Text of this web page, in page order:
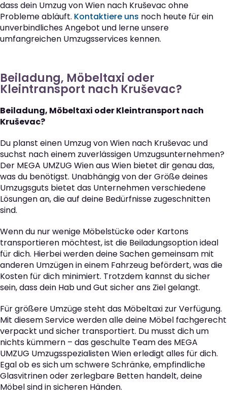
dass dein Umzug von Wien nach Kruševac ohne
Probleme abläuft. Kontaktiere uns noch heute für ein
unverbindliches Angebot und lerne unsere
umfangreichen Umzugsservices kennen.
Beiladung, Möbeltaxi oder
Kleintransport nach Kruševac?
Beiladung, Möbeltaxi oder Kleintransport nach
Kruševac?
Du planst einen Umzug von Wien nach Kruševac und
suchst nach einem zuverlässigen Umzugsunternehmen?
Der MEGA UMZUG Wien aus Wien bietet dir genau das,
was du benötigst. Unabhängig von der Größe deines
Umzugsguts bietet das Unternehmen verschiedene
Lösungen an, die auf deine Bedürfnisse zugeschnitten
sind.
Wenn du nur wenige Möbelstücke oder Kartons
transportieren möchtest, ist die Beiladungsoption ideal
für dich. Hierbei werden deine Sachen gemeinsam mit
anderen Umzügen in einem Fahrzeug befördert, was die
Kosten für dich minimiert. Trotzdem kannst du sicher
sein, dass dein Hab und Gut sicher ans Ziel gelangt.
Für größere Umzüge steht das Möbeltaxi zur Verfügung.
Mit diesem Service werden alle deine Möbel fachgerecht
verpackt und sicher transportiert. Du musst dich um
nichts kümmern – das geschulte Team des MEGA
UMZUG Umzugsspezialisten Wien erledigt alles für dich.
Egal ob es sich um schwere Schränke, empfindliche
Glasvitrinen oder zerlegbare Betten handelt, deine
Möbel sind in sicheren Händen.